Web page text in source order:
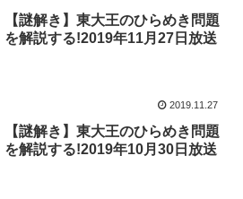
【謎解き】東大王のひらめき問題
を解説する!2019年11月27日放送
2019.11.27
【謎解き】東大王のひらめき問題
を解説する!2019年10月30日放送